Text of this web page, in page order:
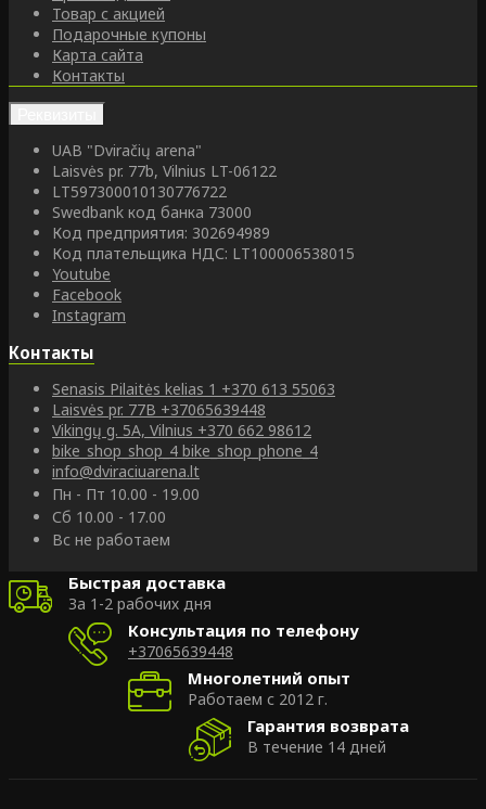
Товар с акцией
Подарочные купоны
Карта сайта
Контакты
UAB "Dviračių arena"
Laisvės pr. 77b, Vilnius LT-06122
LT597300010130776722
Swedbank код банка 73000
Код предприятия: 302694989
Код плательщика НДС: LT100006538015
Youtube
Facebook
Instagram
Контакты
Senasis Pilaitės kelias 1 +370 613 55063
Laisvės pr. 77B +37065639448
Vikingų g. 5A, Vilnius +370 662 98612
bike_shop_shop_4 bike_shop_phone_4
info@dviraciuarena.lt
Пн - Пт 10.00 - 19.00
Сб 10.00 - 17.00
Вс не работаем
Быстрая доставка
За 1-2 рабочих дня
Консультация по телефону
+37065639448
Многолетний опыт
Работаем с 2012 г.
Гарантия возврата
В течение 14 дней